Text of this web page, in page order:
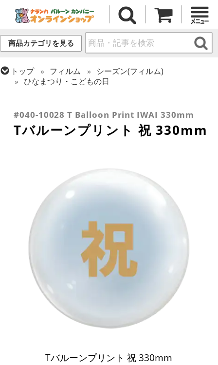
商品カテゴリを見る
トップ フィルム
シーズン(フィルム)
ひなまつり・こどもの日
おめでとう・記念日
#040-10028 T Balloon Print IWAI 330mm
Tバルーンプリント 祝 330mm
Tバルーンプリント 祝 330mm